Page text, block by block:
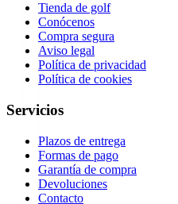
Tienda de golf
Conócenos
Compra segura
Aviso legal
Política de privacidad
Política de cookies
Servicios
Plazos de entrega
Formas de pago
Garantía de compra
Devoluciones
Contacto